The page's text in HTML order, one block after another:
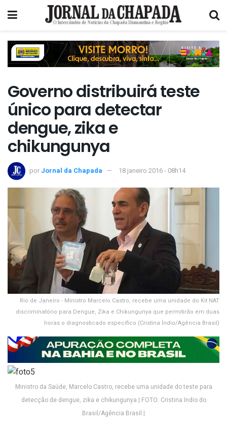
Governo distribuirá teste
único para detectar
dengue, zika e
chikungunya
por Jornal da Chapada 18 janeiro 2016 - 08h14
Rio de Janeiro - Ministro Marcelo Castro, recebe uma unidade do Kit NAT
discriminatório para Dengue, Zika e Chikungunya que permitirão em duas
horas o diagnosticado específico (Cristina Índio/Agência Brasil)
Ministro da Saúde, Marcelo Castro, recebe uma unidade do teste para
detecção de dengue, zika e chikungunya | FOTO: Cristina Indio do
Brasil/Agência Brasil |